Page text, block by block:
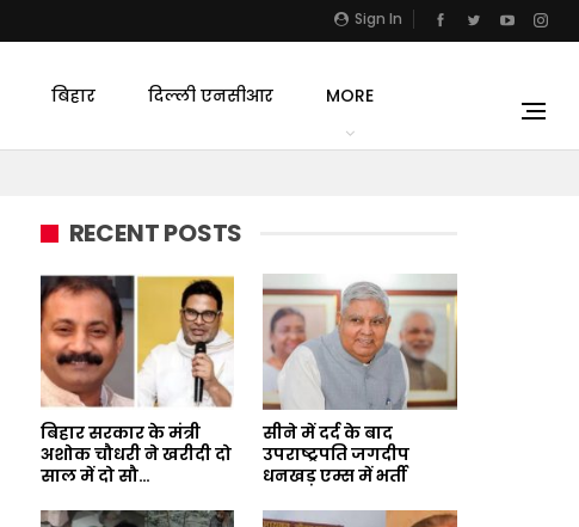
Sign In
बिहार दिल्ली एनसीआर MORE
RECENT POSTS
बिहार सरकार के मंत्री
अशोक चौधरी ने खरीदी दो
साल में दो सौ…
सीने में दर्द के बाद
उपराष्ट्रपति जगदीप
धनखड़ एम्स में भर्ती